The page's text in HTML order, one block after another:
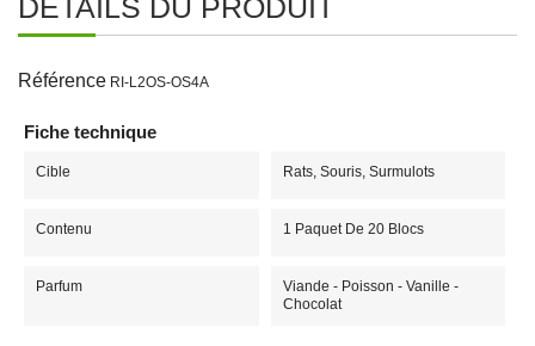
DÉTAILS DU PRODUIT
Référence RI-L2OS-OS4A
Fiche technique
Cible Rats, Souris, Surmulots
Contenu 1 Paquet De 20 Blocs
Parfum
Viande - Poisson - Vanille -
Chocolat